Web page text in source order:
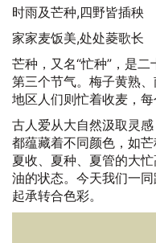
时雨及芒种,四野皆插秧
家家麦饭美,处处菱歌长
芒种，又名“忙种”，是
第三个节气。梅子黄熟
地区人们则忙着收麦，
古人爱从大自然汲取灵
都蕴藏着不同颜色，如
夏收、夏种、夏管的大
油的状态。今天我们一
起承转合色彩。